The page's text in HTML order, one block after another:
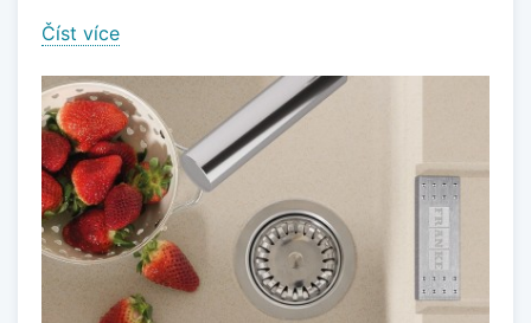
Číst více